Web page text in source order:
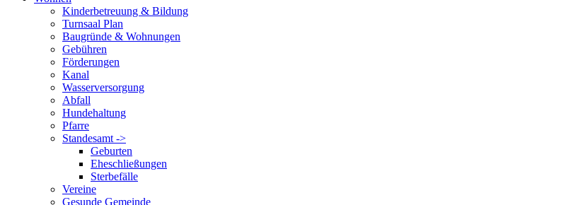
Kinderbetreuung & Bildung
Turnsaal Plan
Baugründe & Wohnungen
Gebühren
Förderungen
Kanal
Wasserversorgung
Abfall
Hundehaltung
Pfarre
Standesamt ->
Geburten
Eheschließungen
Sterbefälle
Vereine
Gesunde Gemeinde